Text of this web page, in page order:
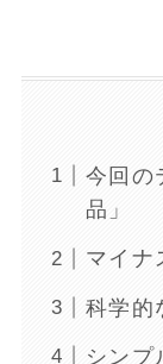
今回の
品」
マイナ
科学的
シンプ